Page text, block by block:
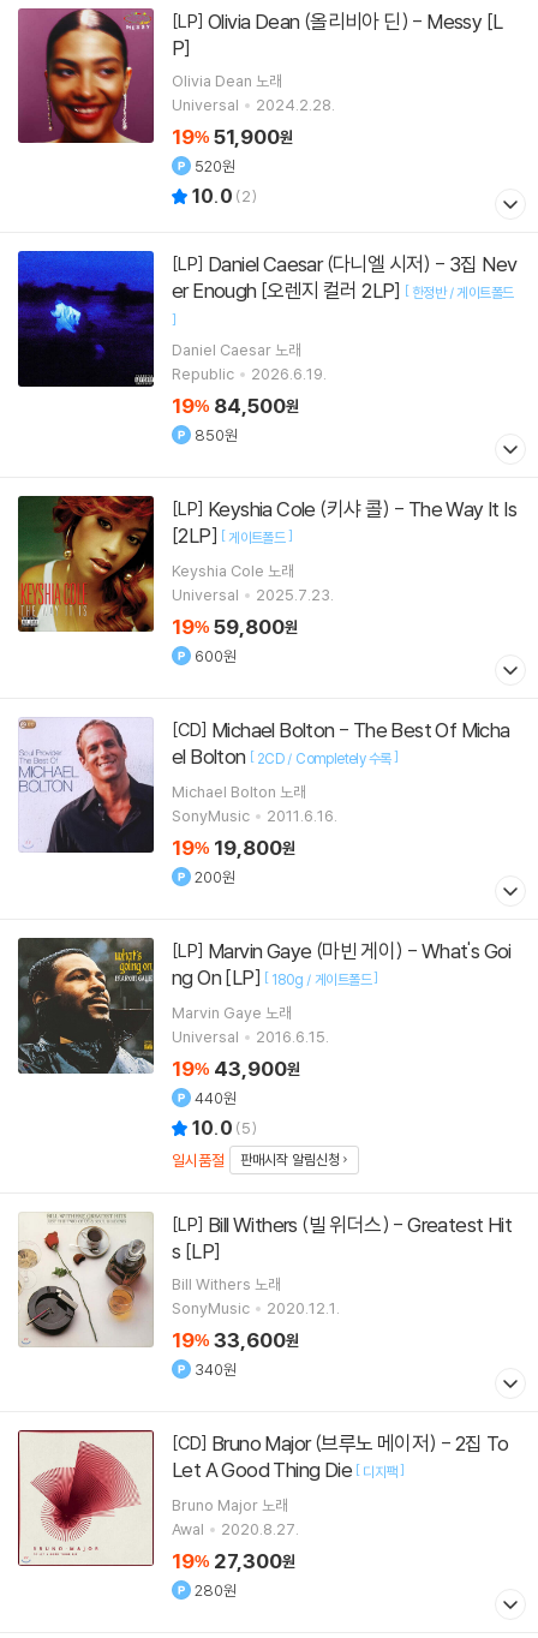
[LP]
P]
Olivia Dean 노래
Universal
2024.2.28.
19% 51,900원
520원
10.0 (2)
[LP]
er Enough [오렌지 컬러 2LP] [ 한정반 / 게이트폴드
]
Daniel Caesar 노래
Republic
2026.6.19.
19% 84,500원
850원
[LP]
[2LP] [게이트폴드]
Keyshia Cole 노래
Universal
2025.7.23.
19% 59,800원
600원
[CD]
el Bolton [ 2CD / Completely 수록]
Michael Bolton 노래
SonyMusic
2011.6.16.
19% 19,800원
200원
[LP]
ng On [LP] [ 180g / 게이트폴드]
Marvin Gaye 노래
Universal
2016.6.15.
19% 43,900원
440원
10.0 (5)
일시품절
판매시작 알림신청
[LP]
s [LP]
Bill Withers 노래
SonyMusic
2020.12.1.
19% 33,600원
340원
[CD]
Let A Good Thing Die [ 디지팩]
Bruno Major 노래
Awal
2020.8.27.
19% 27,300원
280원